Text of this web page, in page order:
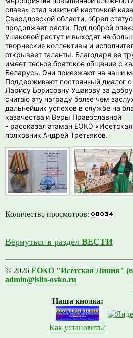
слава» стал визитной карточкой
Свердловской области, обрел
продолжает расти. Под доброй
Ушаковой растут и выходят на
творческие коллективы и
открывает таланты. Благодаря ее
имеет тесное братское общение с
Беларусь. Они приезжают на наши
Поддерживают постоянный диалог
Ларису Борисовну Ушакову за
считаю эту награду более чем
дальнейших успехов в службе на
казачества и Веры Православной
- рассказал атаман ЕОКО «Исетская
полковник Андрей Третьяков.
Количество просмотров:
Вернуться в разделВЕСТИ
© 2026ЕОКО "Исетская Линия"
admin@islin-ovko.ru
Наша кнопка:
Как установить?